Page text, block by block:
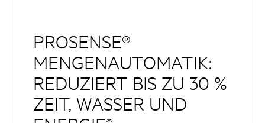
PROSENSE®
MENGENAUTOMATIK:
REDUZIERT BIS ZU 30 %
ZEIT, WASSER UND